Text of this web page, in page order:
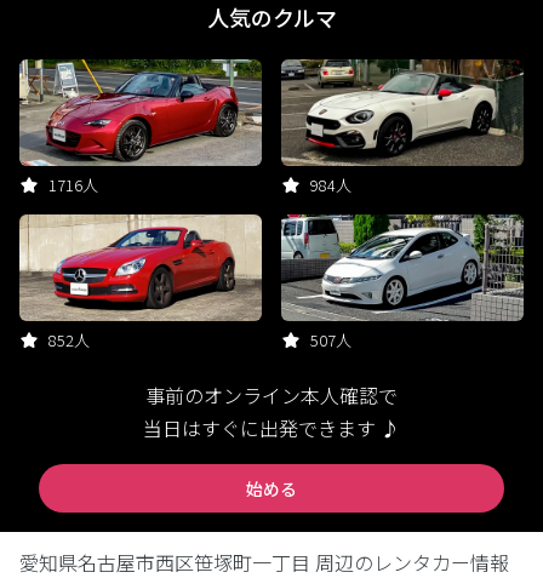
人気のクルマ
1716人 984人
852人 507人
事前のオンライン本人確認で
当日はすぐに出発できます ♪
始める
愛知県名古屋市西区笹塚町一丁目 周辺のレンタカー情報